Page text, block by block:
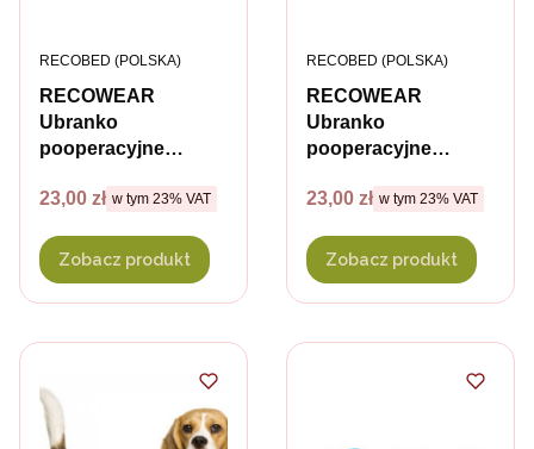
RECOWEAR
Ubranko
pooperacyjne
kolor szary
PRODUCENT
RECOBED (POLSKA)
Cena brutto
23,00 zł w tym %s VAT
w tym 23% VAT
Zobacz produkt
RECOWEAR
Ubranko
pooperacyjne
kolor aqua
PRODUCENT
RECOBED (POLSKA)
Cena brutto
23,00 zł w tym %s VAT
w tym 23% VAT
Zobacz produkt